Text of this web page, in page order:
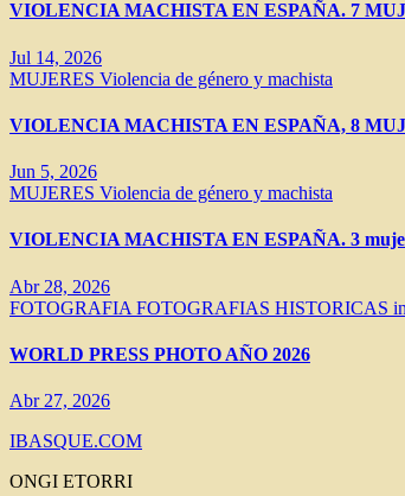
VIOLENCIA MACHISTA EN ESPAÑA. 7
Jul 14, 2026
MUJERES Violencia de género y machista
VIOLENCIA MACHISTA EN ESPAÑA, 8
Jun 5, 2026
MUJERES Violencia de género y machista
VIOLENCIA MACHISTA EN ESPAÑA. 3
Abr 28, 2026
FOTOGRAFIA FOTOGRAFIAS HISTORICAS
WORLD PRESS PHOTO AÑO 2026
Abr 27, 2026
IBASQUE.COM
ONGI ETORRI